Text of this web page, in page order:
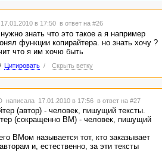
в 17:50 в ответ на #26
знать что это такое а я например
функции копирайтера. но знать хочу ?
что я им хочю быть
Цитировать / Скрыть ветку
написала 17.01.2010 в 17:56 в ответ на #27
(автор) - человек, пишущий тексты.
(сокращенно ВМ) - человек, пишущий
ВМом называется тот, кто заказывает
и, естественно, за эти тексты